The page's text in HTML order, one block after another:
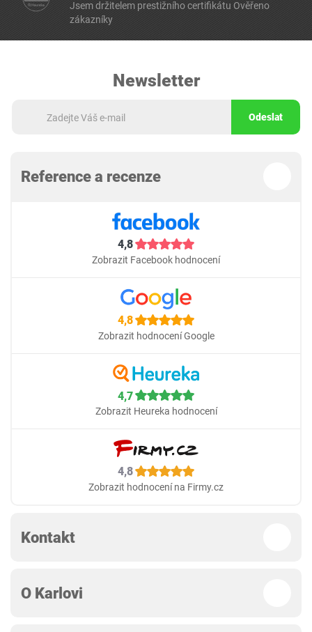
Jsem držitelem prestižního certifikátu Ověřeno
zákazníky
Newsletter
Odeslat
Reference a recenze
4,8
Zobrazit Facebook hodnocení
4,8
Zobrazit hodnocení Google
4,7
Zobrazit Heureka hodnocení
4,8
Zobrazit hodnocení na Firmy.cz
Kontakt
O Karlovi